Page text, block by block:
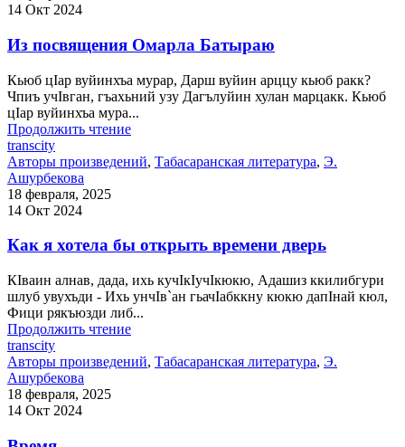
14 Окт 2024
Из посвящения Омарла Батыраю
Кьюб цIар вуйинхъа мурар, Дарш вуйин арццу кьюб ракк?
Чпиъ учIвган, гъахьний узу Дагълуйин хулан марцакк. Кьюб
цIар вуйинхъа мура...
Продолжить чтение
transcity
Авторы произведений, Табасаранская литература, Э.
Ашурбекова
18 февраля, 2025
14 Окт 2024
Как я хотела бы открыть времени дверь
КIваин алнав, дада, ихь кучIкIучIкюкю, Адашиз ккилибгури
шлуб увухъди - Ихь унчIв`ан гьачIабккну кюкю дапIнай кюл,
Фици рякъюзди либ...
Продолжить чтение
transcity
Авторы произведений, Табасаранская литература, Э.
Ашурбекова
18 февраля, 2025
14 Окт 2024